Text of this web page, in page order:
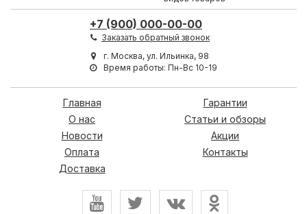
+7 (900) 000-00-00
Заказать обратный звонок
г. Москва, ул. Ильинка, 98
Время работы: Пн-Вс 10-19
Главная
О нас
Новости
Оплата
Доставка
Гарантии
Статьи и обзоры
Акции
Контакты